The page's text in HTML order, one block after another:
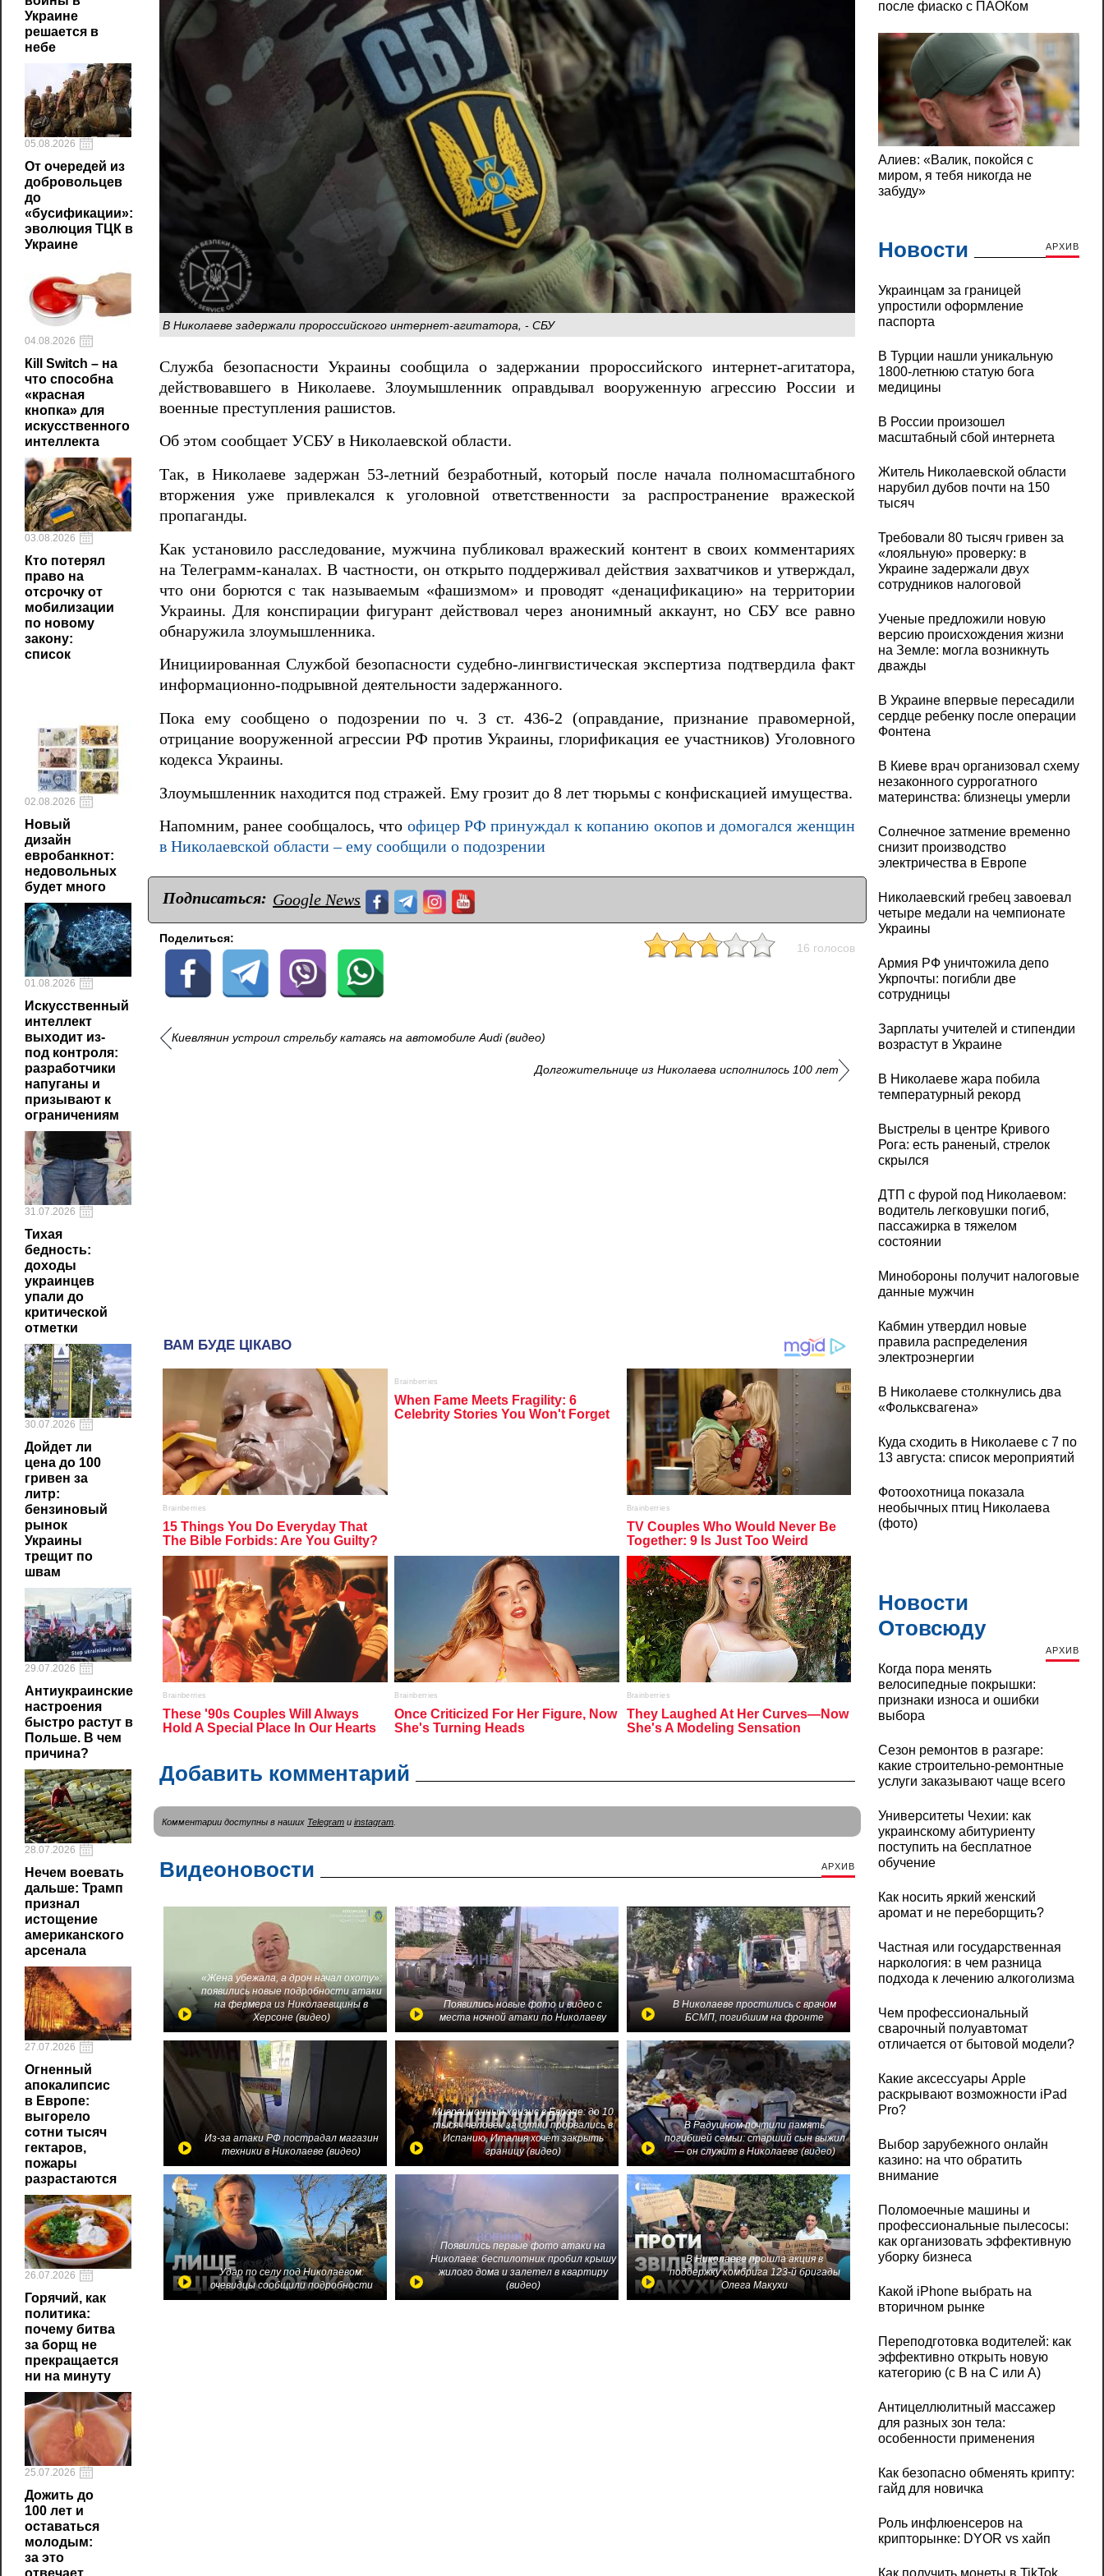
Украине
решается в
небе
05.08.2026
От очередей из
добровольцев
до
«бусификации»:
эволюция ТЦК в
Украине
04.08.2026
Кill Switch – на
что способна
«красная
кнопка» для
искусственного
интеллекта
03.08.2026
Кто потерял
право на
отсрочку от
мобилизации
по новому
закону:
список
02.08.2026
Новый
дизайн
евробанкнот:
недовольных
будет много
01.08.2026
Искусственный
интеллект
выходит из-
под контроля:
разработчики
напуганы и
призывают к
ограничениям
31.07.2026
Тихая
бедность:
доходы
украинцев
упали до
критической
отметки
30.07.2026
Дойдет ли
цена до 100
гривен за
литр:
бензиновый
рынок
Украины
трещит по
швам
29.07.2026
Антиукраинские
настроения
быстро растут в
Польше. В чем
причина?
28.07.2026
Нечем воевать
дальше: Трамп
признал
истощение
американского
арсенала
27.07.2026
Огненный
апокалипсис
в Европе:
выгорело
сотни тысяч
гектаров,
пожары
разрастаются
26.07.2026
Горячий, как
политика:
почему битва
за борщ не
прекращается
ни на минуту
25.07.2026
Дожить до
100 лет и
оставаться
молодым:
за это
отвечает
В Николаеве задержали пророссийского интернет-агитатора, - СБУ
Служба безопасности Украины сообщила о задержании пророссийского интернет-агитатора,
действовавшего в Николаеве. Злоумышленник оправдывал вооруженную агрессию России и
военные преступления рашистов.
Об этом сообщает УСБУ в Николаевской области.
Так, в Николаеве задержан 53-летний безработный, который после начала полномасштабного
вторжения уже привлекался к уголовной ответственности за распространение вражеской
пропаганды.
Как установило расследование, мужчина публиковал вражеский контент в своих комментариях
на Телеграмм-каналах. В частности, он открыто поддерживал действия захватчиков и утверждал,
что они борются с так называемым «фашизмом» и проводят «денацификацию» на территории
Украины. Для конспирации фигурант действовал через анонимный аккаунт, но СБУ все равно
обнаружила злоумышленника.
Инициированная Службой безопасности судебно-лингвистическая экспертиза подтвердила факт
информационно-подрывной деятельности задержанного.
Пока ему сообщено о подозрении по ч. 3 ст. 436-2 (оправдание, признание правомерной,
отрицание вооруженной агрессии РФ против Украины, глорификация ее участников) Уголовного
кодекса Украины.
Злоумышленник находится под стражей. Ему грозит до 8 лет тюрьмы с конфискацией имущества.
Напомним, ранее сообщалось, что офицер РФ принуждал к копанию окопов и домогался женщин
в Николаевской области – ему сообщили о подозрении
Подписаться: Google News
Поделиться:
16 голосов
Киевлянин устроил стрельбу катаясь на автомобиле Audi (видео)
Долгожительнице из Николаева исполнилось 100 лет
Добавить комментарий
Комментарии доступны в наших Telegram и instagram.
Видеоновости АРХИВ
«Жена убежала, а дрон начал охоту»:
появились новые подробности атаки
на фермера из Николаевщины в
Херсоне (видео)
Появились новые фото и видео с
места ночной атаки по Николаеву
В Николаеве простились с врачом
БСМП, погибшим на фронте
Из-за атаки РФ пострадал магазин
техники в Николаеве (видео)
Миграционный кризис в Европе: до 10
тысяч человек за сутки прорвались в
Испанию, Италия хочет закрыть
границу (видео)
В Радушном почтили память
погибшей семьи: старший сын выжил
— он служит в Николаеве (видео)
Удар по селу под Николаевом:
очевидцы сообщили подробности
Появились первые фото атаки на
Николаев: беспилотник пробил крышу
жилого дома и залетел в квартиру
(видео)
В Николаеве прошла акция в
поддержку комбрига 123-й бригады
Олега Макухи
Новости АРХИВ
Украинцам за границей
упростили оформление
паспорта
В Турции нашли уникальную
1800-летнюю статую бога
медицины
В России произошел
масштабный сбой интернета
Житель Николаевской области
нарубил дубов почти на 150
тысяч
Требовали 80 тысяч гривен за
«лояльную» проверку: в
Украине задержали двух
сотрудников налоговой
Ученые предложили новую
версию происхождения жизни
на Земле: могла возникнуть
дважды
В Украине впервые пересадили
сердце ребенку после операции
Фонтена
В Киеве врач организовал схему
незаконного суррогатного
материнства: близнецы умерли
Солнечное затмение временно
снизит производство
электричества в Европе
Николаевский гребец завоевал
четыре медали на чемпионате
Украины
Армия РФ уничтожила депо
Укрпочты: погибли две
сотрудницы
Зарплаты учителей и стипендии
возрастут в Украине
В Николаеве жара побила
температурный рекорд
Выстрелы в центре Кривого
Рога: есть раненый, стрелок
скрылся
ДТП с фурой под Николаевом:
водитель легковушки погиб,
пассажирка в тяжелом
состоянии
Минобороны получит налоговые
данные мужчин
Кабмин утвердил новые
правила распределения
электроэнергии
В Николаеве столкнулись два
«Фольксвагена»
Куда сходить в Николаеве с 7 по
13 августа: список мероприятий
Фотоохотница показала
необычных птиц Николаева
(фото)
Новости
Отовсюду
АРХИВ
Когда пора менять
велосипедные покрышки:
признаки износа и ошибки
выбора
Сезон ремонтов в разгаре:
какие строительно-ремонтные
услуги заказывают чаще всего
Университеты Чехии: как
украинскому абитуриенту
поступить на бесплатное
обучение
Как носить яркий женский
аромат и не переборщить?
Частная или государственная
наркология: в чем разница
подхода к лечению алкоголизма
Чем профессиональный
сварочный полуавтомат
отличается от бытовой модели?
Какие аксессуары Apple
раскрывают возможности iPad
Pro?
Выбор зарубежного онлайн
казино: на что обратить
внимание
Поломоечные машины и
профессиональные пылесосы:
как организовать эффективную
уборку бизнеса
Какой iPhone выбрать на
вторичном рынке
Переподготовка водителей: как
эффективно открыть новую
категорию (с B на C или А)
Антицеллюлитный массажер
для разных зон тела:
особенности применения
Как безопасно обменять крипту:
гайд для новичка
Роль инфлюенсеров на
крипторынке: DYOR vs хайп